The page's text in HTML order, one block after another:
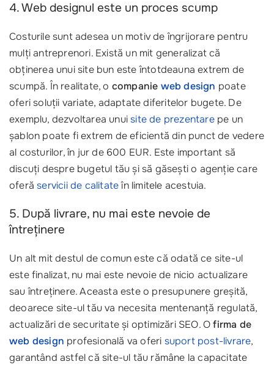
4. Web designul este un proces scump
Costurile sunt adesea un motiv de îngrijorare pentru
mulți antreprenori. Există un mit generalizat că
obținerea unui site bun este întotdeauna extrem de
scumpă. În realitate, o companie web design poate
oferi soluții variate, adaptate diferitelor bugete. De
exemplu, dezvoltarea unuisite de prezentarepe un
șablon poate fi extrem de eficientă din punct de vedere
al costurilor, în jur de 600 EUR. Este important să
discuți despre bugetul tău și să găsești o agenție care
oferăservicii de calitateîn limitele acestuia.
5. După livrare, nu mai este nevoie de
întreținere
Un alt mit destul de comun este că odată ce site-ul
este finalizat, nu mai este nevoie de nicio actualizare
sau întreținere. Aceasta este o presupunere greșită,
deoarece site-ul tău va necesita mentenanță regulată,
actualizări de securitate și optimizări SEO. Ofirma de
web design profesională va oferi suport post-livrare,
garantând astfel că site-ul tău rămâne la capacitate